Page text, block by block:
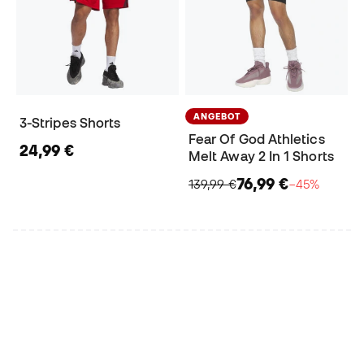
3-Stripes Shorts
24,99 €
ANGEBOT
Fear Of God Athletics
Melt Away 2 In 1 Shorts
139,99 €76,99 €−45%